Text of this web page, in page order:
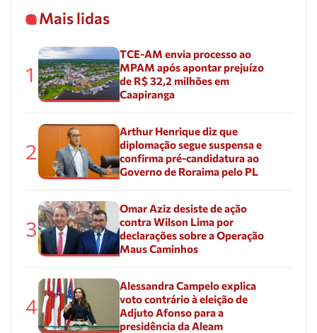
Mais lidas
1
TCE-AM envia processo ao
MPAM após apontar prejuízo
de R$ 32,2 milhões em
Caapiranga
2
Arthur Henrique diz que
diplomação segue suspensa e
confirma pré-candidatura ao
Governo de Roraima pelo PL
3
Omar Aziz desiste de ação
contra Wilson Lima por
declarações sobre a Operação
Maus Caminhos
4
Alessandra Campelo explica
voto contrário à eleição de
Adjuto Afonso para a
presidência da Aleam